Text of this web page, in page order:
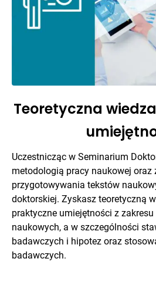
Teoretyczna
Uczestnicząc w Seminarium
metodologią pracy naukowej oraz
przygotowywania tekstów
doktorskiej. Zyskasz teoretyczną
praktyczne umiejętności z
naukowych, a w szczególności
badawczych i hipotez oraz
badawczych.